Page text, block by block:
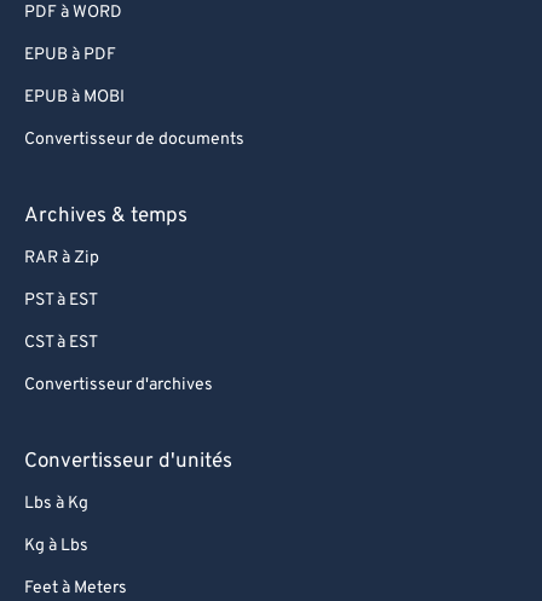
PDF à WORD
EPUB à PDF
EPUB à MOBI
Convertisseur de documents
Archives & temps
RAR à Zip
PST à EST
CST à EST
Convertisseur d'archives
Convertisseur d'unités
Lbs à Kg
Kg à Lbs
Feet à Meters